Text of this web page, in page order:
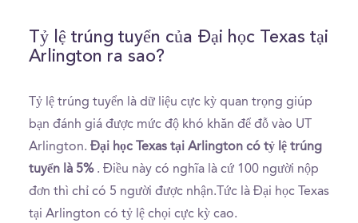
Tỷ lệ trúng tuyển của Đại học Texas tại
Arlington ra sao?
Tỷ lệ trúng tuyển là dữ liệu cực kỳ quan trọng giúp
bạn đánh giá được mức độ khó khăn để đỗ vào UT
Arlington. Đại học Texas tại Arlington có tỷ lệ trúng
tuyển là 5% . Điều này có nghĩa là cứ 100 người nộp
đơn thì chỉ có 5 người được nhận.Tức là Đại học Texas
tại Arlington có tỷ lệ chọi cực kỳ cao.